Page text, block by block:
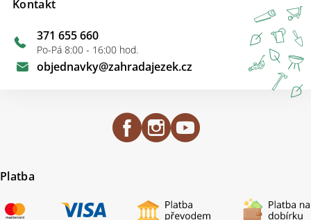
Kontakt
objednavky@zahradajezek.cz
371 655 660
Po-Pá 8:00 - 16:00 hod.
Platba